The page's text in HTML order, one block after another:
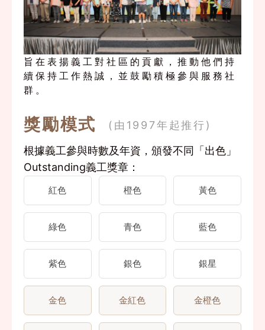
旨在表揚義工對社區的貢獻，推動他們持
續保持工作熱誠，並鼓勵積極參與服務社
群。
獎勵模式 (由1997年起推行)
根據義工參與時數及年資，頒發不同「出色」
Outstanding義工獎章：
紅色 橙色 黃色
綠色 青色 藍色
紫色 銀色 銀星
金色 金紅色 金橙色